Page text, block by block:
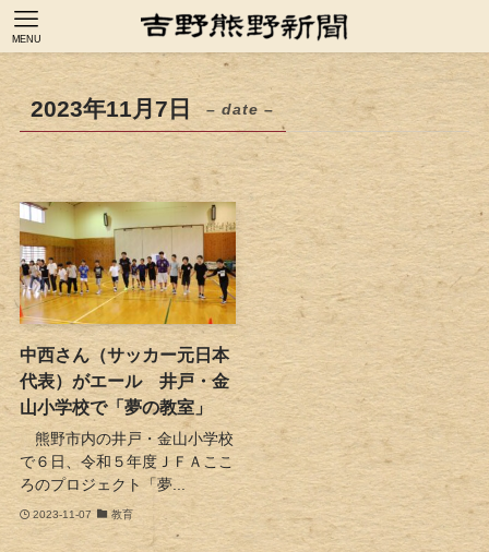
MENU
2023年11月7日 – date –
中西さん（サッカー元日本
代表）がエール 井戸・金
山小学校で「夢の教室」
熊野市内の井戸・金山小学校
で６日、令和５年度ＪＦＡここ
ろのプロジェクト「夢...
2023-11-07 教育